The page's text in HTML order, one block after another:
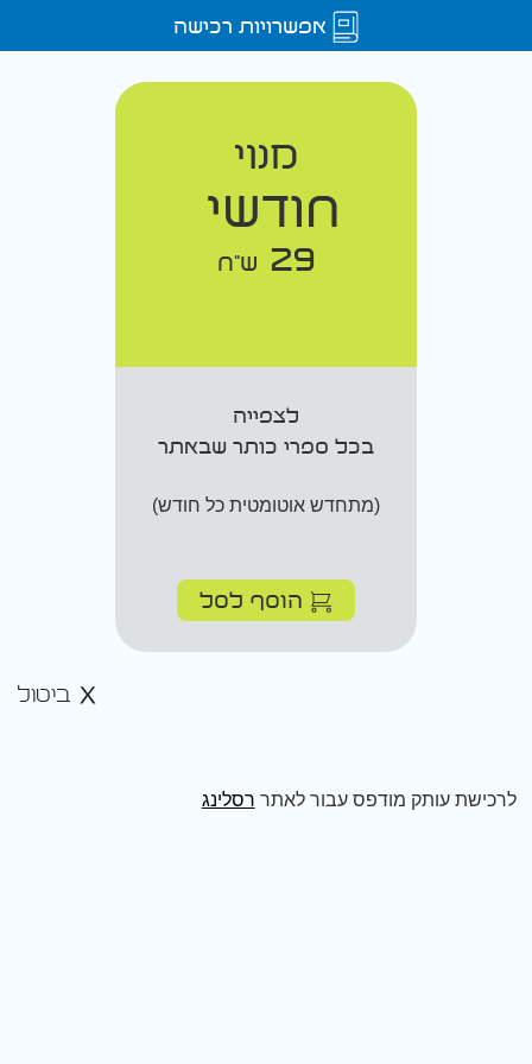
אפשרויות רכישה
מנוי
חודשי
29 ש"ח
לצפייה
בכל ספרי כותר שבאתר
(מתחדש אוטומטית כל חודש)
הוסף לסל
ביטול
לרכישת עותק מודפס עבור לאתר רסלינג